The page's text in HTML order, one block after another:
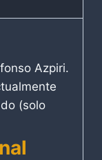
Azpiri.
(solo